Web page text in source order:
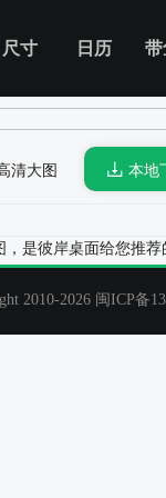
尺寸 日历 带
清大图 本地
，是彼岸桌面给您推
2010-2026 闽ICP备